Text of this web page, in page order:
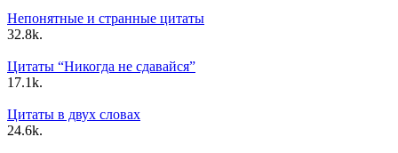
Непонятные и странные цитаты
32.8k.
Цитаты “Никогда не сдавайся”
1 7.1k.
Цитаты в двух словах
24.6k.